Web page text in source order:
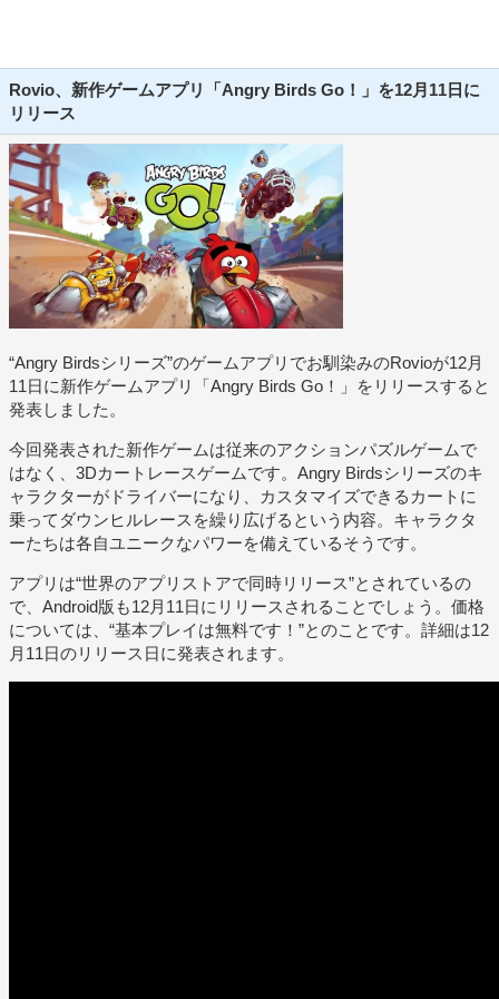
Rovio、新作ゲームアプリ「Angry Birds Go！」を12月11日に
リリース
“Angry Birdsシリーズ”のゲームアプリでお馴染みのRovioが12月
11日に新作ゲームアプリ「Angry Birds Go！」をリリースすると
発表しました。
今回発表された新作ゲームは従来のアクションパズルゲームで
はなく、3Dカートレースゲームです。Angry Birdsシリーズのキ
ャラクターがドライバーになり、カスタマイズできるカートに
乗ってダウンヒルレースを繰り広げるという内容。キャラクタ
ーたちは各自ユニークなパワーを備えているそうです。
アプリは“世界のアプリストアで同時リリース”とされているの
で、Android版も12月11日にリリースされることでしょう。価格
については、“基本プレイは無料です！”とのことです。詳細は12
月11日のリリース日に発表されます。